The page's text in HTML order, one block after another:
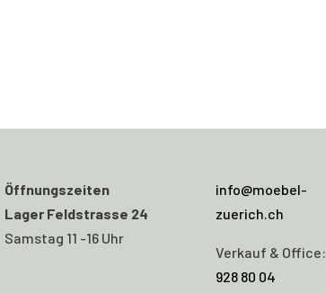
Öffnungszeiten
Lager Feldstrasse 24
Samstag 11 -16 Uhr
info@moebel-
zuerich.ch
Verkauf & Office:
928 80 04